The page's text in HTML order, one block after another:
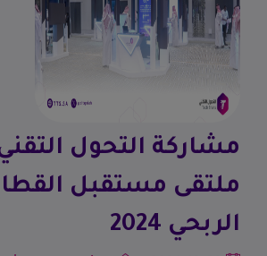
مشاركة التحول
ملتقى مستقبل
الربحي 2024